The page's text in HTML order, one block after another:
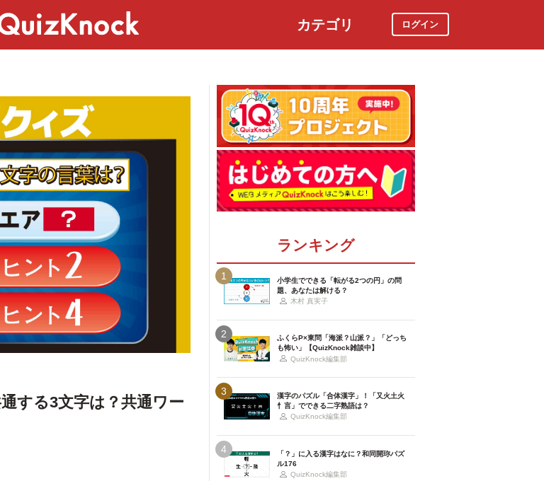
カテゴリ ログイン
する3文字は？共通ワー
ランキング
1
小学生でできる「転がる2つの円」の問
題、あなたは解ける？
木村 真実子
2
ふくらP×東問「海派？山派？」「どっち
も怖い」【QuizKnock雑談中】
QuizKnock編集部
3
漢字のパズル「合体漢字」！「又火土火
忄言」でできる二字熟語は？
QuizKnock編集部
4
「？」に入る漢字はなに？和同開珎パズ
ル176
QuizKnock編集部